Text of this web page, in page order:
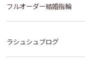
フルオーダー結婚指輪
ラシュシュブログ